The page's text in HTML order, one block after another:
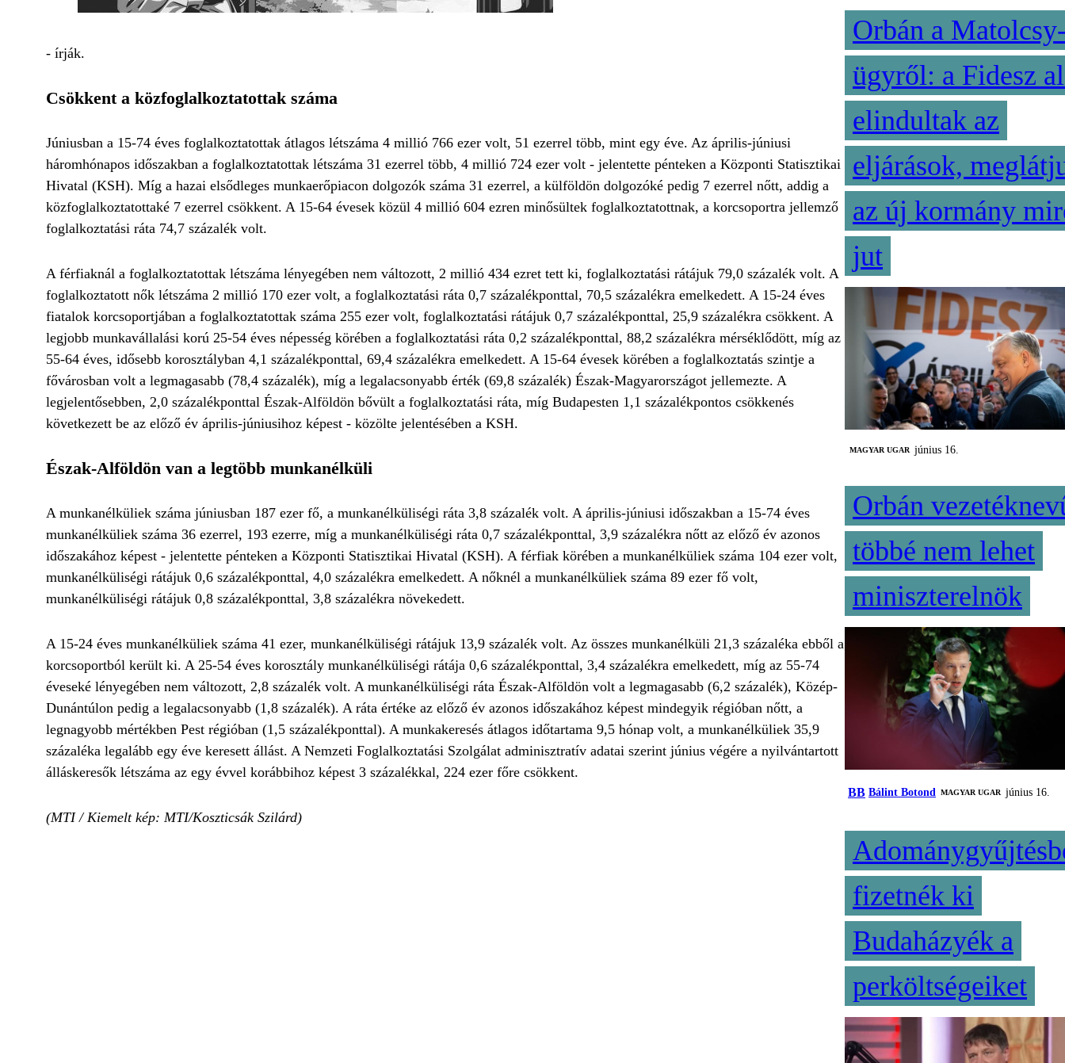
- írják.
Csökkent a közfoglalkoztatottak száma
Júniusban a 15-74 éves foglalkoztatottak átlagos létszáma 4 millió 766 ezer volt, 51 ezerrel több, mint egy éve. Az április-júniusi
háromhónapos időszakban a foglalkoztatottak létszáma 31 ezerrel több, 4 millió 724 ezer volt - jelentette pénteken a Központi Statisztikai
Hivatal (KSH). Míg a hazai elsődleges munkaerőpiacon dolgozók száma 31 ezerrel, a külföldön dolgozóké pedig 7 ezerrel nőtt, addig a
közfoglalkoztatottaké 7 ezerrel csökkent. A 15-64 évesek közül 4 millió 604 ezren minősültek foglalkoztatottnak, a korcsoportra jellemző
foglalkoztatási ráta 74,7 százalék volt.
A férfiaknál a foglalkoztatottak létszáma lényegében nem változott, 2 millió 434 ezret tett ki, foglalkoztatási rátájuk 79,0 százalék volt. A
foglalkoztatott nők létszáma 2 millió 170 ezer volt, a foglalkoztatási ráta 0,7 százalékponttal, 70,5 százalékra emelkedett. A 15-24 éves
fiatalok korcsoportjában a foglalkoztatottak száma 255 ezer volt, foglalkoztatási rátájuk 0,7 százalékponttal, 25,9 százalékra csökkent. A
legjobb munkavállalási korú 25-54 éves népesség körében a foglalkoztatási ráta 0,2 százalékponttal, 88,2 százalékra mérséklődött, míg az
55-64 éves, idősebb korosztályban 4,1 százalékponttal, 69,4 százalékra emelkedett. A 15-64 évesek körében a foglalkoztatás szintje a
fővárosban volt a legmagasabb (78,4 százalék), míg a legalacsonyabb érték (69,8 százalék) Észak-Magyarországot jellemezte. A
legjelentősebben, 2,0 százalékponttal Észak-Alföldön bővült a foglalkoztatási ráta, míg Budapesten 1,1 százalékpontos csökkenés
következett be az előző év április-júniusihoz képest - közölte jelentésében a KSH.
Észak-Alföldön van a legtöbb munkanélküli
A munkanélküliek száma júniusban 187 ezer fő, a munkanélküliségi ráta 3,8 százalék volt. A április-júniusi időszakban a 15-74 éves
munkanélküliek száma 36 ezerrel, 193 ezerre, míg a munkanélküliségi ráta 0,7 százalékponttal, 3,9 százalékra nőtt az előző év azonos
időszakához képest - jelentette pénteken a Központi Statisztikai Hivatal (KSH). A férfiak körében a munkanélküliek száma 104 ezer volt,
munkanélküliségi rátájuk 0,6 százalékponttal, 4,0 százalékra emelkedett. A nőknél a munkanélküliek száma 89 ezer fő volt,
munkanélküliségi rátájuk 0,8 százalékponttal, 3,8 százalékra növekedett.
A 15-24 éves munkanélküliek száma 41 ezer, munkanélküliségi rátájuk 13,9 százalék volt. Az összes munkanélküli 21,3 százaléka ebből a
korcsoportból került ki. A 25-54 éves korosztály munkanélküliségi rátája 0,6 százalékponttal, 3,4 százalékra emelkedett, míg az 55-74
éveseké lényegében nem változott, 2,8 százalék volt. A munkanélküliségi ráta Észak-Alföldön volt a legmagasabb (6,2 százalék), Közép-
Dunántúlon pedig a legalacsonyabb (1,8 százalék). A ráta értéke az előző év azonos időszakához képest mindegyik régióban nőtt, a
legnagyobb mértékben Pest régióban (1,5 százalékponttal). A munkakeresés átlagos időtartama 9,5 hónap volt, a munkanélküliek 35,9
százaléka legalább egy éve keresett állást. A Nemzeti Foglalkoztatási Szolgálat adminisztratív adatai szerint június végére a nyilvántartott
álláskeresők létszáma az egy évvel korábbihoz képest 3 százalékkal, 224 ezer főre csökkent.
(MTI / Kiemelt kép: MTI/Koszticsák Szilárd)
Orbán a
ügyről: a Fidesz
elindultak az
eljárások,
az új kormány
jut
MAGYAR UGAR június 16.
Orbán
többé nem lehet
miniszterelnök
BB Bálint Botond MAGYAR UGAR június 16.
fizetnék ki
Budaházyék a
perköltségeiket